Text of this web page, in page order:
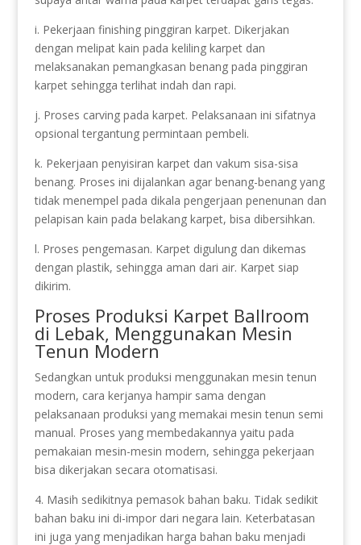
i. Pekerjaan finishing pinggiran karpet. Dikerjakan
dengan melipat kain pada keliling karpet dan
melaksanakan pemangkasan benang pada pinggiran
karpet sehingga terlihat indah dan rapi.
j. Proses carving pada karpet. Pelaksanaan ini sifatnya
opsional tergantung permintaan pembeli.
k. Pekerjaan penyisiran karpet dan vakum sisa-sisa
benang. Proses ini dijalankan agar benang-benang yang
tidak menempel pada dikala pengerjaan penenunan dan
pelapisan kain pada belakang karpet, bisa dibersihkan.
l. Proses pengemasan. Karpet digulung dan dikemas
dengan plastik, sehingga aman dari air. Karpet siap
dikirim.
Proses Produksi Karpet Ballroom
di Lebak, Menggunakan Mesin
Tenun Modern
Sedangkan untuk produksi menggunakan mesin tenun
modern, cara kerjanya hampir sama dengan
pelaksanaan produksi yang memakai mesin tenun semi
manual. Proses yang membedakannya yaitu pada
pemakaian mesin-mesin modern, sehingga pekerjaan
bisa dikerjakan secara otomatisasi.
4. Masih sedikitnya pemasok bahan baku. Tidak sedikit
bahan baku ini di-impor dari negara lain. Keterbatasan
ini juga yang menjadikan harga bahan baku menjadi